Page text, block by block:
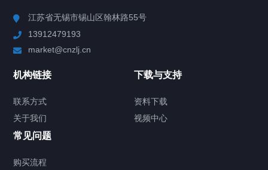
Chiller高精度制冷循环器
TCU温度控制单元
Chiller气体控温系统
江苏省无锡市锡山区翰林路55号
13912479193
market@cnzlj.cn
机构链接
联系方式
关于我们
下载与支持
资料下载
视频中心
常见问题
购买流程